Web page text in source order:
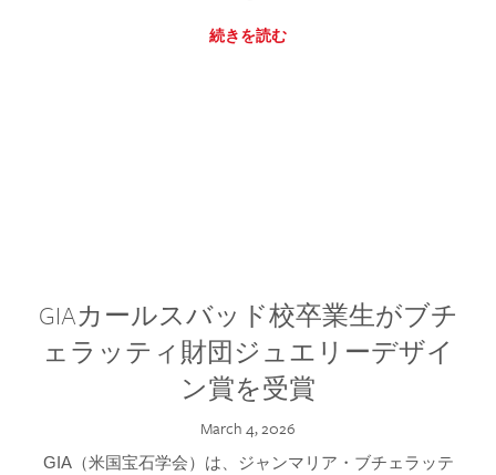
続きを読む
GIAカールスバッド校卒業生がブチ
ェラッティ財団ジュエリーデザイ
ン賞を受賞
March 4, 2026
GIA（米国宝石学会）は、ジャンマリア・ブチェラッテ